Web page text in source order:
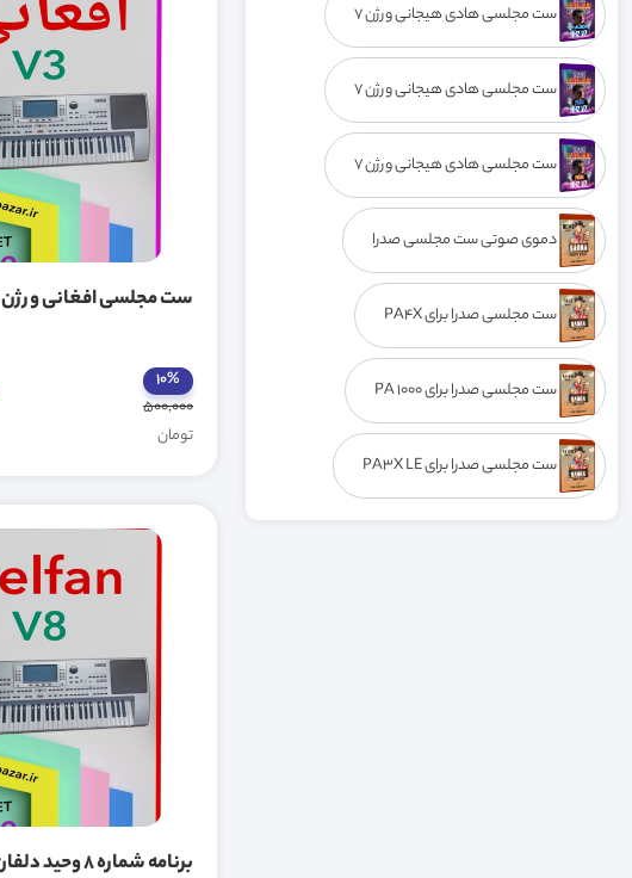
ست مجلسی هادی هیجانی ورژن 7
ست مجلسی هادی هیجانی ورژن 7
ست مجلسی هادی هیجانی ورژن 7
دموی صوتی ست مجلسی صدرا
ست مجلسی صدرا برای PA4X
ست مجلسی صدرا برای PA 1000
ست مجلسی صدرا برای PA3X LE
ست مجلسی افغانی ورژن 3
10%
500,000
تومان
برنامه شماره 8 وحید دلفان